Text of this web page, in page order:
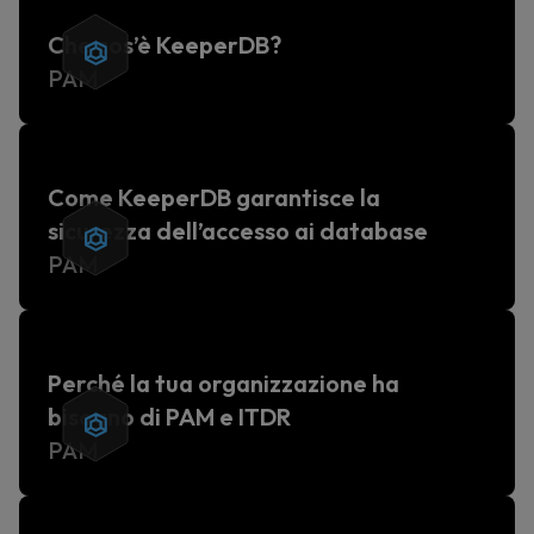
Che cos’è KeeperDB?
PAM
Come KeeperDB garantisce la
sicurezza dell’accesso ai database
PAM
Perché la tua organizzazione ha
bisogno di PAM e ITDR
PAM